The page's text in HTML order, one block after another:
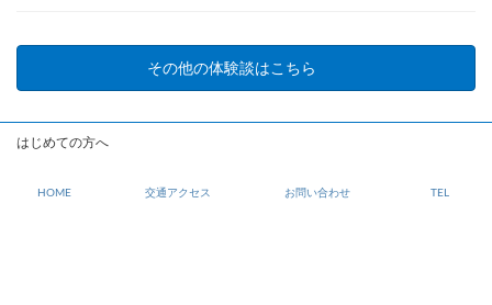
その他の体験談はこちら
はじめての方へ
HOME 交通アクセス お問い合わせ TEL